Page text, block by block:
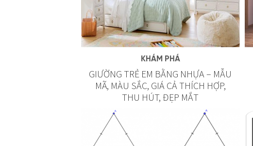
KHÁM PHÁ
GIƯỜNG TRẺ EM BẰNG NHỰA – MẪU
MÃ, MÀU SẮC, GIÁ CẢ THÍCH HỢP,
THU HÚT, ĐẸP MẮT